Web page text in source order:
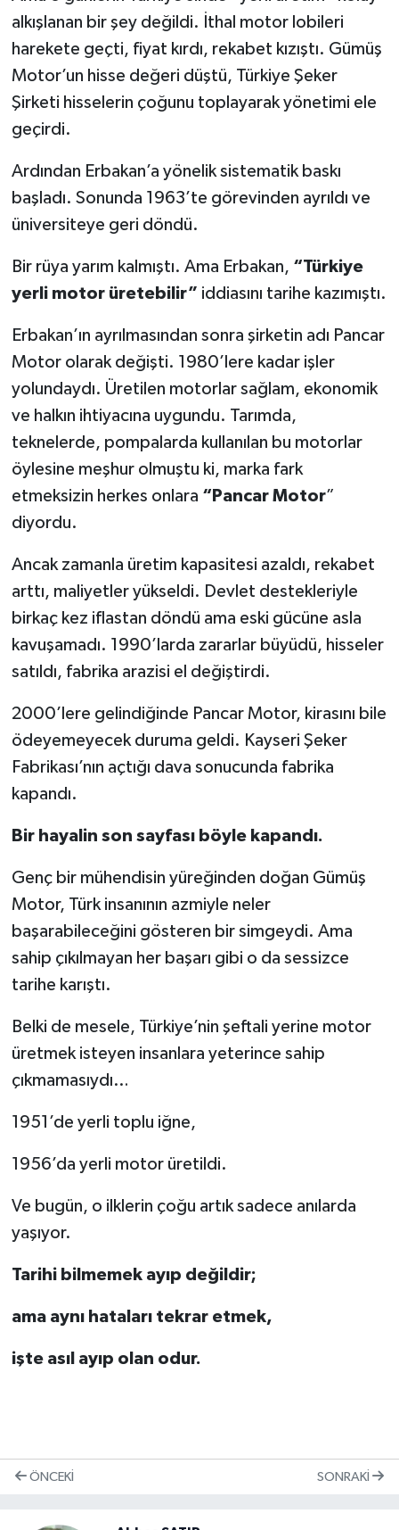
alkışlanan bir şey değildi. İthal motor lobileri
harekete geçti, fiyat kırdı, rekabet kızıştı. Gümüş
Motor’un hisse değeri düştü, Türkiye Şeker
Şirketi hisselerin çoğunu toplayarak yönetimi ele
geçirdi.
Ardından Erbakan’a yönelik sistematik baskı
başladı. Sonunda 1963’te görevinden ayrıldı ve
üniversiteye geri döndü.
Bir rüya yarım kalmıştı. Ama Erbakan, “Türkiye
yerli motor üretebilir” iddiasını tarihe kazımıştı.
Erbakan’ın ayrılmasından sonra şirketin adı Pancar
Motor olarak değişti. 1980’lere kadar işler
yolundaydı. Üretilen motorlar sağlam, ekonomik
ve halkın ihtiyacına uygundu. Tarımda,
teknelerde, pompalarda kullanılan bu motorlar
öylesine meşhur olmuştu ki, marka fark
etmeksizin herkes onlara “Pancar Motor”
diyordu.
Ancak zamanla üretim kapasitesi azaldı, rekabet
arttı, maliyetler yükseldi. Devlet destekleriyle
birkaç kez iflastan döndü ama eski gücüne asla
kavuşamadı. 1990’larda zararlar büyüdü, hisseler
satıldı, fabrika arazisi el değiştirdi.
2000’lere gelindiğinde Pancar Motor, kirasını bile
ödeyemeyecek duruma geldi. Kayseri Şeker
Fabrikası’nın açtığı dava sonucunda fabrika
kapandı.
Bir hayalin son sayfası böyle kapandı.
Genç bir mühendisin yüreğinden doğan Gümüş
Motor, Türk insanının azmiyle neler
başarabileceğini gösteren bir simgeydi. Ama
sahip çıkılmayan her başarı gibi o da sessizce
tarihe karıştı.
Belki de mesele, Türkiye’nin şeftali yerine motor
üretmek isteyen insanlara yeterince sahip
çıkmamasıydı…
1951’de yerli toplu iğne,
1956’da yerli motor üretildi.
Ve bugün, o ilklerin çoğu artık sadece anılarda
yaşıyor.
Tarihi bilmemek ayıp değildir;
ama aynı hataları tekrar etmek,
işte asıl ayıp olan odur.
ÖNCEKI SONRAKI